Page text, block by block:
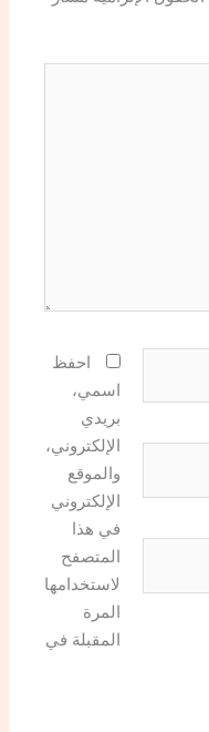
احفظ
اسمي،
بريدي
الإلكتروني،
والموقع
الإلكتروني
في هذا
المتصفح
لاستخدامها
المرة
المقبلة في